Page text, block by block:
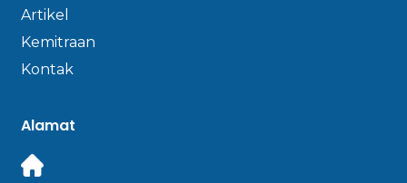
Artikel
Kemitraan
Kontak
Alamat